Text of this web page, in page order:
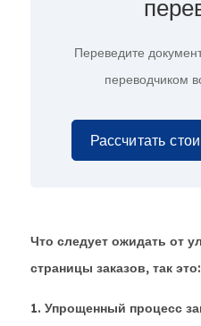
Переведите
переводчиком
Рассчитать
Что следует ожидать от
страницы заказов, так это:
1. Упрощенный процесс